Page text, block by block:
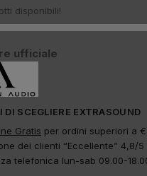
disponibili!
ufficiale
DI SCEGLIERE EXTRASOUND
Gratis per ordini superiori a
dei clienti “Eccellente” 4,8/5
telefonica lun-sab 09.00-